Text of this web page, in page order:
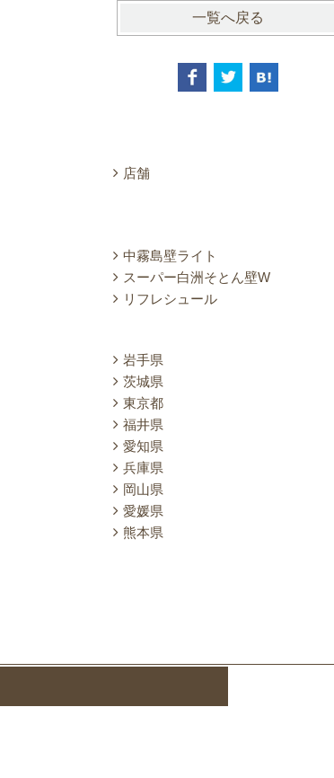
一覧へ戻る
店舗
中霧島壁ライト
スーパー白洲そとん壁W
リフレシュール
岩手県
茨城県
東京都
福井県
愛知県
兵庫県
岡山県
愛媛県
熊本県